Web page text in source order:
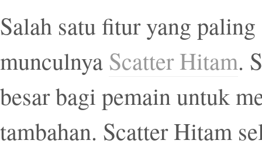
Salah satu fitur yang
munculnya Scatter Hitam.
besar bagi pemain untuk
tambahan. Scatter Hitam